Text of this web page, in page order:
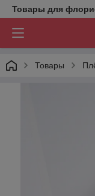
Товары для
Товары